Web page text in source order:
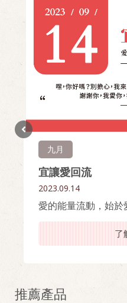
九月
宜讓愛回流
2023.09.14
愛的能量流動，始於
了
推薦產品